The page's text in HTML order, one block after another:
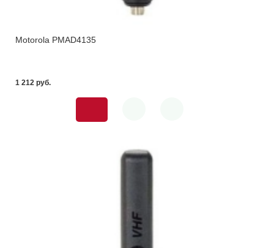
Motorola PMAD4135
1 212 pуб.